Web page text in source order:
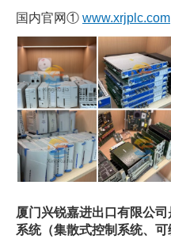
国内官网① www.xrjplc.com
厦门兴锐嘉进出口有限公
系统（集散式控制系统、